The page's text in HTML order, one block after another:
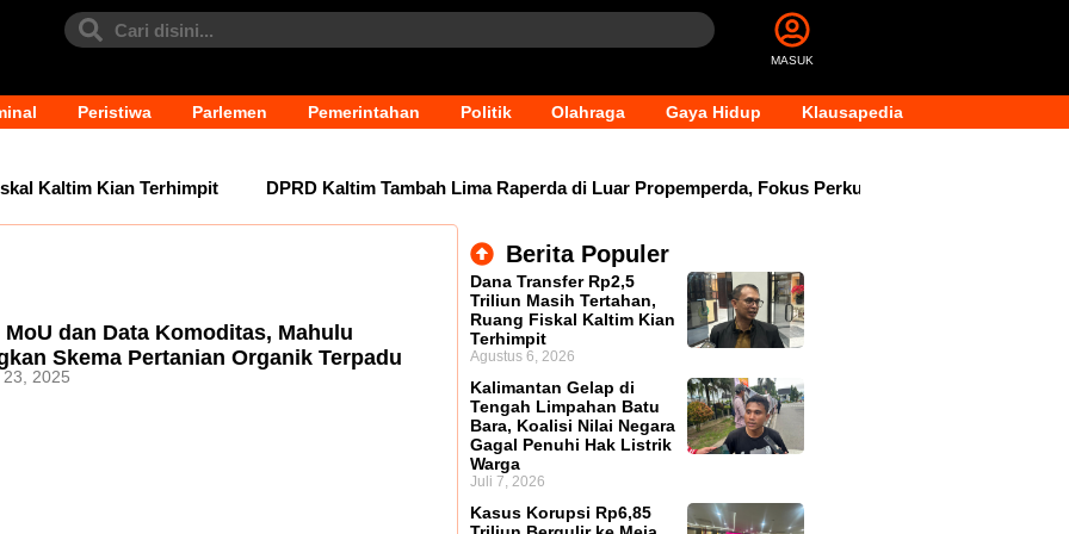
MASUK
Peristiwa Parlemen Pemerintahan Politik Olahraga Gaya Hidup Klausapedia
Kaltim Kian Terhimpit DPRD Kaltim Tambah Lima Raperda di Luar Propemperda, Fokus Perkuat PAD dan Penyesuaian
dan Data Komoditas, Mahulu
Skema Pertanian Organik Terpadu
2025
Berita Populer
Dana Transfer Rp2,5
Triliun Masih Tertahan,
Ruang Fiskal Kaltim Kian
Terhimpit
Agustus 6, 2026
Kalimantan Gelap di
Tengah Limpahan Batu
Bara, Koalisi Nilai Negara
Gagal Penuhi Hak Listrik
Warga
Juli 7, 2026
Kasus Korupsi Rp6,85